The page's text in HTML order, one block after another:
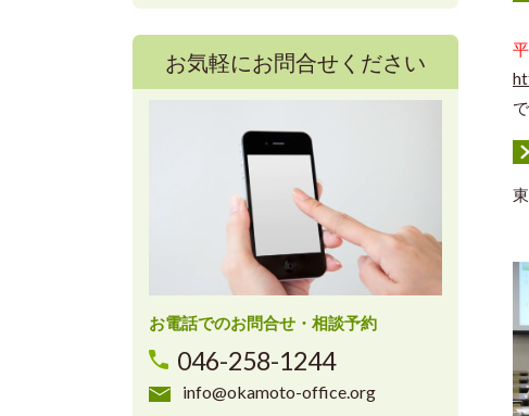
お気軽にお問合せください
お電話でのお問合せ・相談予約
046-258-1244
info@okamoto-office.org